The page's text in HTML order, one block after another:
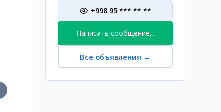
+998 95 *** ** **
Написать сообщение...
Все объявления →